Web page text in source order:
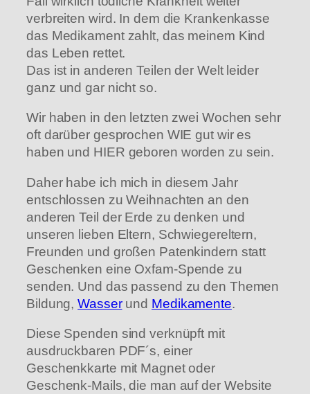
verbreiten wird. In dem die Krankenkasse
das Medikament zahlt, das meinem Kind
das Leben rettet.
Das ist in anderen Teilen der Welt leider
ganz und gar nicht so.
Wir haben in den letzten zwei Wochen sehr
oft darüber gesprochen WIE gut wir es
haben und HIER geboren worden zu sein.
Daher habe ich mich in diesem Jahr
entschlossen zu Weihnachten an den
anderen Teil der Erde zu denken und
unseren lieben Eltern, Schwiegereltern,
Freunden und großen Patenkindern statt
Geschenken eine Oxfam-Spende zu
senden. Und das passend zu den Themen
Bildung,Wasserund Medikamente.
Diese Spenden sind verknüpft mit
ausdruckbaren PDF´s, einer
Geschenkkarte mit Magnet oder
Geschenk-Mails, die man auf der Website